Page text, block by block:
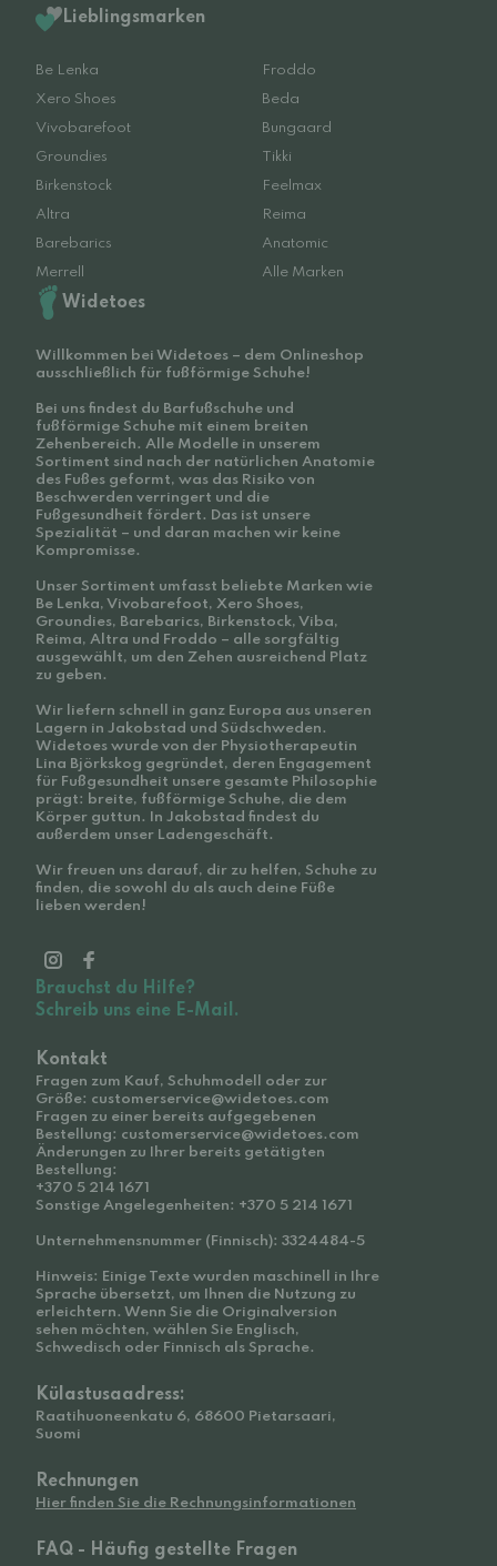
Lieblingsmarken
Be Lenka
Froddo
Xero Shoes
Beda
Vivobarefoot
Bungaard
Groundies
Tikki
Birkenstock
Feelmax
Altra
Reima
Barebarics
Anatomic
Merrell
Alle Marken
Widetoes
Willkommen bei Widetoes – dem Onlineshop
ausschließlich für fußförmige Schuhe!
Bei uns findest du Barfußschuhe und
fußförmige Schuhe mit einem breiten
Zehenbereich. Alle Modelle in unserem
Sortiment sind nach der natürlichen Anatomie
des Fußes geformt, was das Risiko von
Beschwerden verringert und die
Fußgesundheit fördert. Das ist unsere
Spezialität – und daran machen wir keine
Kompromisse.
Unser Sortiment umfasst beliebte Marken wie
Be Lenka, Vivobarefoot, Xero Shoes,
Groundies, Barebarics, Birkenstock, Viba,
Reima, Altra und Froddo – alle sorgfältig
ausgewählt, um den Zehen ausreichend Platz
zu geben.
Wir liefern schnell in ganz Europa aus unseren
Lagern in Jakobstad und Südschweden.
Widetoes wurde von der Physiotherapeutin
Lina Björkskog gegründet, deren Engagement
für Fußgesundheit unsere gesamte Philosophie
prägt: breite, fußförmige Schuhe, die dem
Körper guttun. In Jakobstad findest du
außerdem unser Ladengeschäft.
Wir freuen uns darauf, dir zu helfen, Schuhe zu
finden, die sowohl du als auch deine Füße
lieben werden!
Brauchst du Hilfe?
Schreib uns eine E-Mail.
Kontakt
Fragen zum Kauf, Schuhmodell oder zur
Größe: customerservice@widetoes.com
Fragen zu einer bereits aufgegebenen
Bestellung: customerservice@widetoes.com
Änderungen zu Ihrer bereits getätigten
Bestellung:
+370 5 214 1671
Sonstige Angelegenheiten: +370 5 214 1671
Unternehmensnummer (Finnisch): 3324484-5
Hinweis: Einige Texte wurden maschinell in Ihre
Sprache übersetzt, um Ihnen die Nutzung zu
erleichtern. Wenn Sie die Originalversion
sehen möchten, wählen Sie Englisch,
Schwedisch oder Finnisch als Sprache.
Külastusaadress:
Raatihuoneenkatu 6, 68600 Pietarsaari,
Suomi
Rechnungen
Hier finden Sie die Rechnungsinformationen
FAQ - Häufig gestellte Fragen